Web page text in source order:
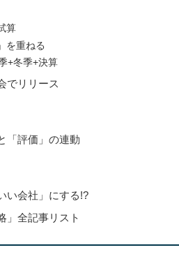
算
を重ねる
+冬季+決算
でリリース
「評価」の連動
い会社」にする!?
」全記事リスト